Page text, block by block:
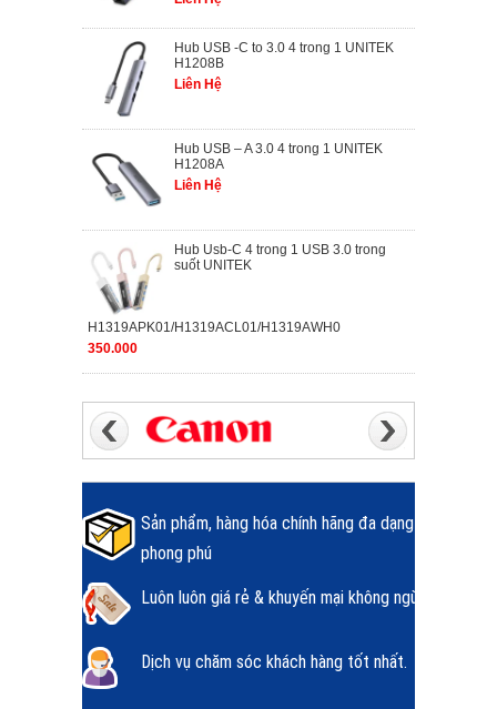
Hub USB -C to 3.0 4 trong 1 UNITEK
H1208B
Liên Hệ
Hub USB – A 3.0 4 trong 1 UNITEK
H1208A
Liên Hệ
Hub Usb-C 4 trong 1 USB 3.0 trong
suốt UNITEK
H1319APK01/H1319ACL01/H1319AWH0
350.000
Sản phẩm, hàng hóa chính hãng đa dạng
phong phú
Luôn luôn giá rẻ & khuyến mại không ngừng.
Dịch vụ chăm sóc khách hàng tốt nhất.